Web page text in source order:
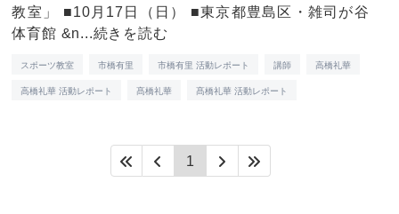
教室」 ■10月17日（日） ■東京都豊島区・雑司が谷
体育館 &n...続きを読む
スポーツ教室 市橋有里 市橋有里 活動レポート 講師 高橋礼華
高橋礼華 活動レポート 髙橋礼華 髙橋礼華 活動レポート
1